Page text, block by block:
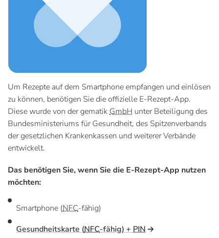
Um Rezepte auf dem Smartphone empfangen und einlösen
zu können, benötigen Sie die offizielle E-Rezept-App.
Diese wurde von der gematikGmbH unter Beteiligung des
Bundesministeriums für Gesundheit, des Spitzenverbands
der gesetzlichen Krankenkassen und weiterer Verbände
entwickelt.
Das benötigen Sie, wenn Sie die E-Rezept-App nutzen
möchten:
Smartphone (NFC-fähig)
Gesundheitskarte (NFC-fähig) + PIN